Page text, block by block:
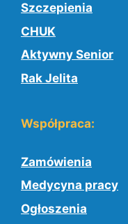
Szczepienia
CHUK
Aktywny Senior
Rak Jelita
Współpraca:
Zamówienia
Medycyna pracy
Ogłoszenia